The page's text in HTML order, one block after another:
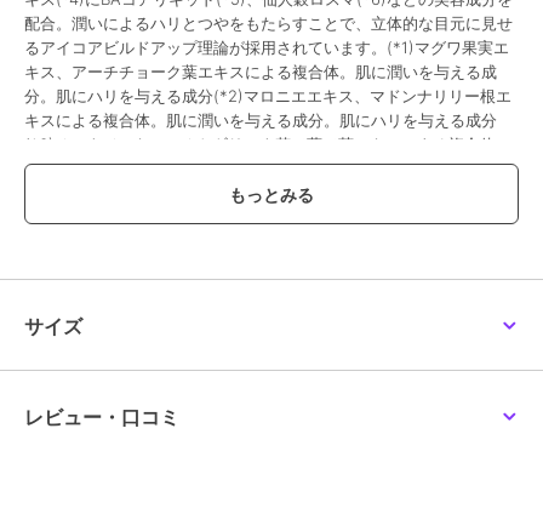
配合。潤いによるハリとつやをもたらすことで、立体的な目元に見せ
るアイコアビルドアップ理論が採用されています。(*1)マグワ果実エ
キス、アーチチョーク葉エキスによる複合体。肌に潤いを与える成
分。肌にハリを与える成分(*2)マロニエエキス、マドンナリリー根エ
キスによる複合体。肌に潤いを与える成分。肌にハリを与える成分
(*3)チョウジエキス、オトギリソウ花／葉／茎エキスによる複合体。
肌に潤いを与える成分。肌にハリを与える成分(*4)ヨモギエキス。肌
に潤いを与える成分(*5)イガイグリコーゲン、ヘチマエキス、チョウ
ジエキス、イザヨイバラエキス、加水分解コンキオリンによる複合
ブランド
サイズ
レビュー・口コミ